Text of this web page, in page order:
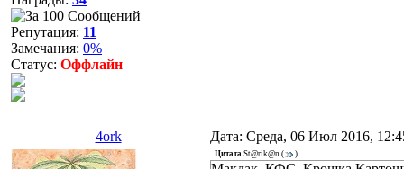
Репутация: 11
Замечания: 0%
Статус: Оффлайн
4ork Дата: Среда, 06 Июл 2016,
Цитата St@rik@n ( )